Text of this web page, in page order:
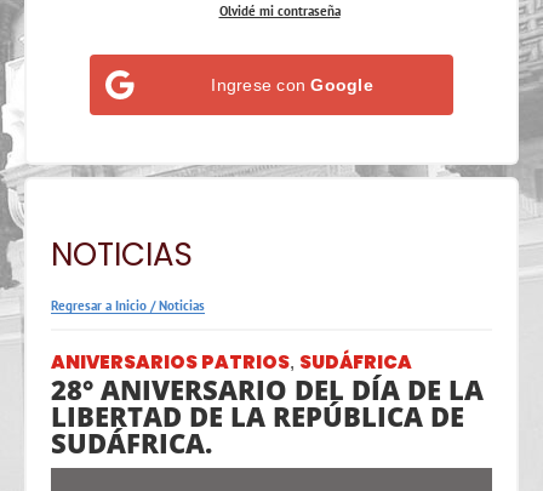
Olvidé mi contraseña
Ingrese conGoogle
NOTICIAS
Regresar a Inicio /Noticias
ANIVERSARIOS PATRIOS, SUDÁFRICA
28° ANIVERSARIO DEL DÍA DE LA
LIBERTAD DE LA REPÚBLICA DE
SUDÁFRICA.